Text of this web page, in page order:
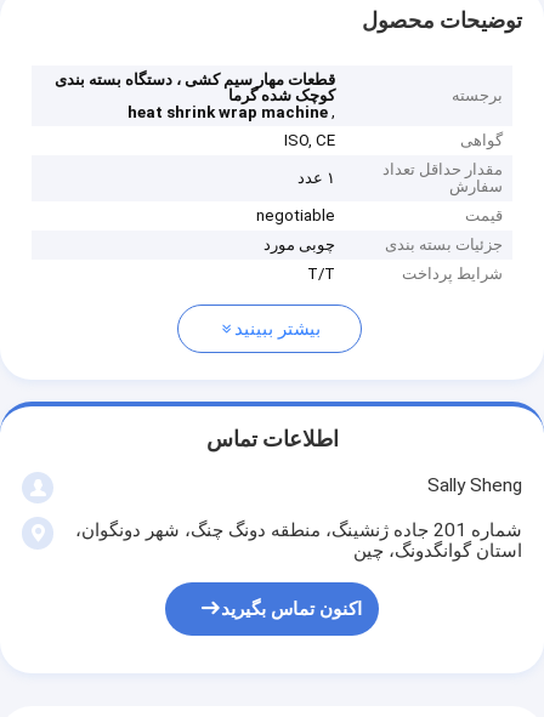
توضیحات محصول
برجسته
قطعات مهار سیم کشی ، دستگاه بسته بندی
کوچک شده گرما
,
heat shrink wrap machine
گواهی
ISO, CE
مقدار حداقل تعداد
سفارش
۱ عدد
قیمت
negotiable
جزئیات بسته بندی
چوبی مورد
شرایط پرداخت
T/T
بیشتر ببینید
اطلاعات تماس
Sally Sheng
شماره 201 جاده ژنشینگ، منطقه دونگ چنگ، شهر دونگوان،
استان گوانگدونگ، چین
اکنون تماس بگیرید